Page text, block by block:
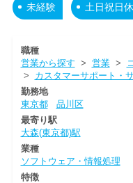
未経験 土日祝日
職種
営業から探す > 営業>
> カスタマーサポート・
勤務地
東京都
品川区
最寄り駅
大森(東京都)駅
業種
ソフトウェア・情報処理
特徴